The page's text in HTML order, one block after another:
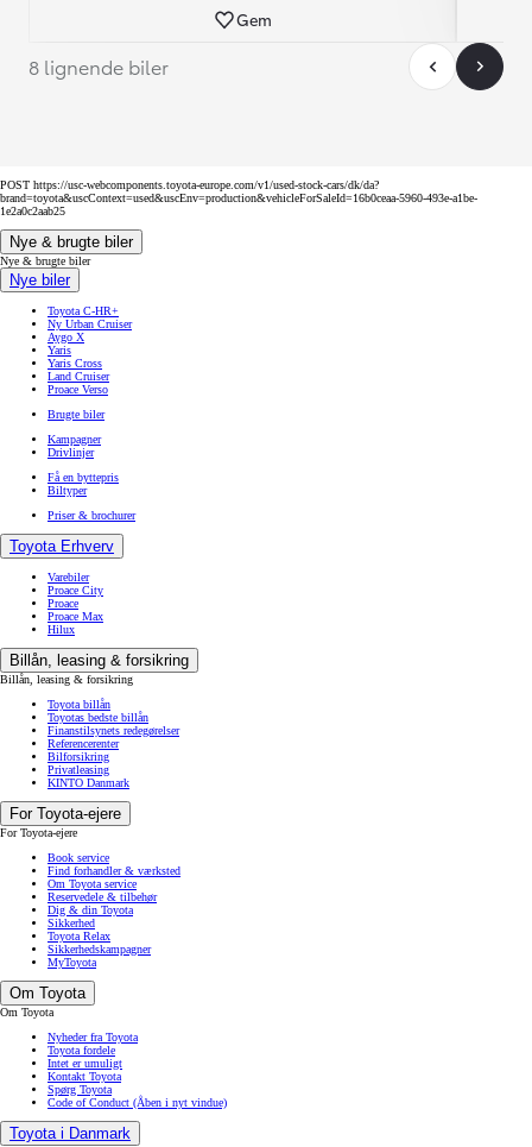
Gem
8 lignende biler
POST https://usc-webcomponents.toyota-europe.com/v1/used-stock-cars/dk/da?
brand=toyota&uscContext=used&uscEnv=production&vehicleForSaleId=16b0ceaa-5960-493e-a1be-
1e2a0c2aab25
Nye & brugte biler
Nye & brugte biler
Nye biler
Toyota C-HR+
Ny Urban Cruiser
Aygo X
Yaris
Yaris Cross
Land Cruiser
Proace Verso
Brugte biler
Kampagner
Drivlinjer
Få en byttepris
Biltyper
Priser & brochurer
Toyota Erhverv
Varebiler
Proace City
Proace
Proace Max
Hilux
Billån, leasing & forsikring
Billån, leasing & forsikring
Toyota billån
Toyotas bedste billån
Finanstilsynets redegørelser
Referencerenter
Bilforsikring
Privatleasing
KINTO Danmark
For Toyota-ejere
For Toyota-ejere
Book service
Find forhandler & værksted
Om Toyota service
Reservedele & tilbehør
Dig & din Toyota
Sikkerhed
Toyota Relax
Sikkerhedskampagner
MyToyota
Om Toyota
Om Toyota
Nyheder fra Toyota
Toyota fordele
Intet er umuligt
Kontakt Toyota
Spørg Toyota
Code of Conduct (Åben i nyt vindue)
Toyota i Danmark